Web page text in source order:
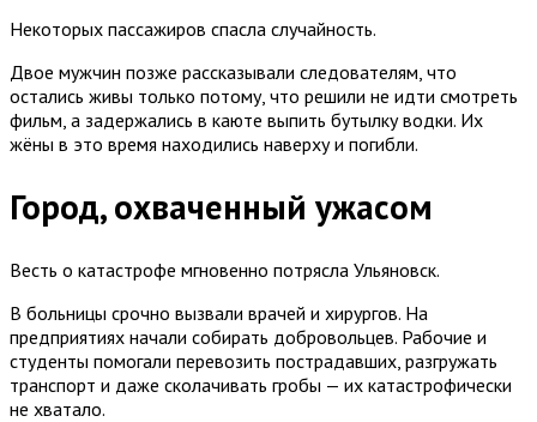
Некоторых пассажиров спасла случайность.
Двое мужчин позже рассказывали следователям, что
остались живы только потому, что решили не идти смотреть
фильм, а задержались в каюте выпить бутылку водки. Их
жёны в это время находились наверху и погибли.
Город, охваченный ужасом
Весть о катастрофе мгновенно потрясла Ульяновск.
В больницы срочно вызвали врачей и хирургов. На
предприятиях начали собирать добровольцев. Рабочие и
студенты помогали перевозить пострадавших, разгружать
транспорт и даже сколачивать гробы — их катастрофически
не хватало.